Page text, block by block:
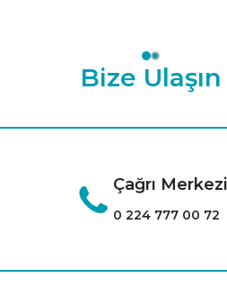
Bize Ulaşın
Çağrı Merkezi
0 224 777 00 72